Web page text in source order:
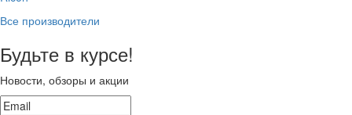
Все производители
Будьте в курсе!
Новости, обзоры и акции